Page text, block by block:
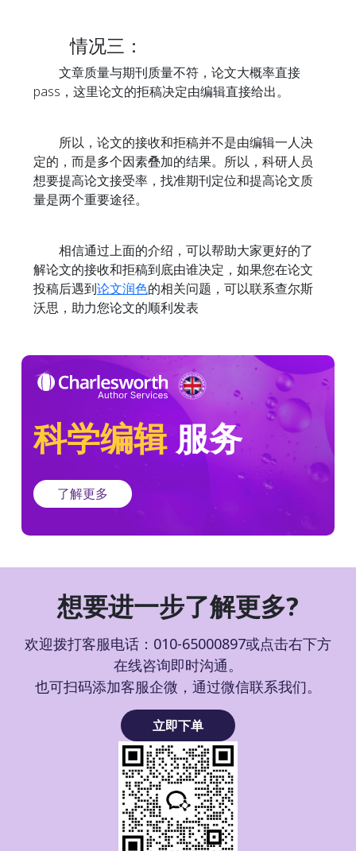
情况三：
文章质量与期刊质量不符，论文大概率直接
pass，这里论文的拒稿决定由编辑直接给出。
所以，论文的接收和拒稿并不是由编辑一人决
定的，而是多个因素叠加的结果。所以，科研人员
想要提高论文接受率，找准期刊定位和提高论文质
量是两个重要途径。
相信通过上面的介绍，可以帮助大家更好的了
解论文的接收和拒稿到底由谁决定，如果您在论文
投稿后遇到论文润色的相关问题，可以联系查尔斯
沃思，助力您论文的顺利发表
科学编辑服务
了解更多
想要进一步了解更多?
欢迎拨打客服电话：010-65000897或点击右下方
在线咨询即时沟通。
也可扫码添加客服企微，通过微信联系我们。
立即下单